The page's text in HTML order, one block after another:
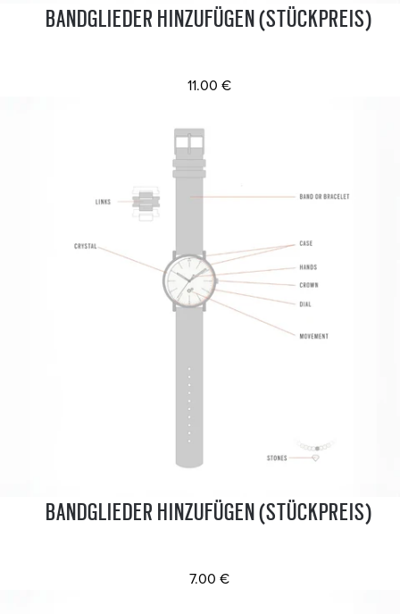
BANDGLIEDER HINZUFÜGEN (STÜCKPREIS)
11.00 €
BANDGLIEDER HINZUFÜGEN (STÜCKPREIS)
7.00 €